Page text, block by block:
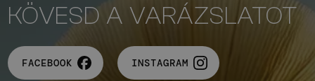
KÖVESD A VARÁZSLATOT
FACEBOOK INSTAGRAM